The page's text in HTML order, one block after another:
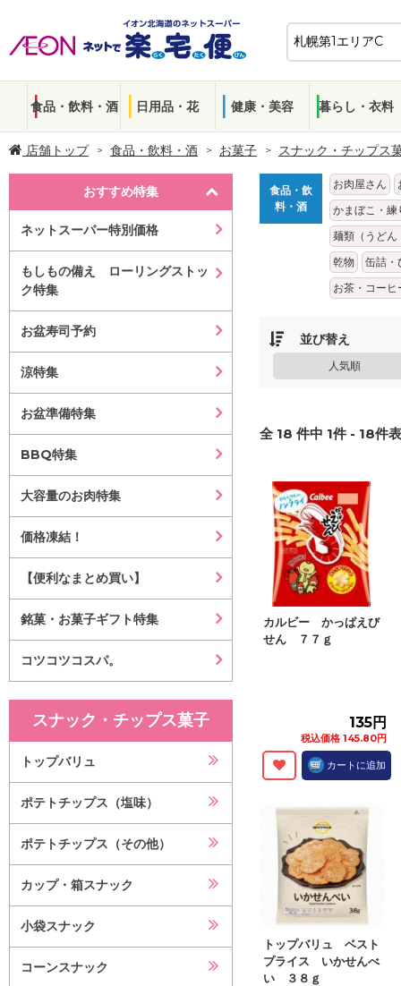
食品・飲料・酒 日用品・花 健康・美容 暮らし・衣料
店舗トップ 食品・飲料・酒 お菓子 スナック・チップス
おすすめ特集
ネットスーパー特別価格
もしもの備え ローリングストッ
ク特集
お盆寿司予約
涼特集
お盆準備特集
BBQ特集
大容量のお肉特集
価格凍結！
【便利なまとめ買い】
銘菓・お菓子ギフト特集
コツコツコスパ。
スナック・チップス菓子
トップバリュ
ポテトチップス（塩味）
ポテトチップス（その他）
カップ・箱スナック
小袋スナック
コーンスナック
食品・飲
料・酒
お肉屋さん
かまぼこ・練
麺類（うどん
乾物
缶詰・
お茶・コー
並び替え
人気順
全 18 件中 1件 - 18件
カルビー かっぱえび
せん ７７ｇ
135円
税込価格 145.80円
カートに追加
トップバリュ ベスト
プライス いかせんべ
い ３８ｇ